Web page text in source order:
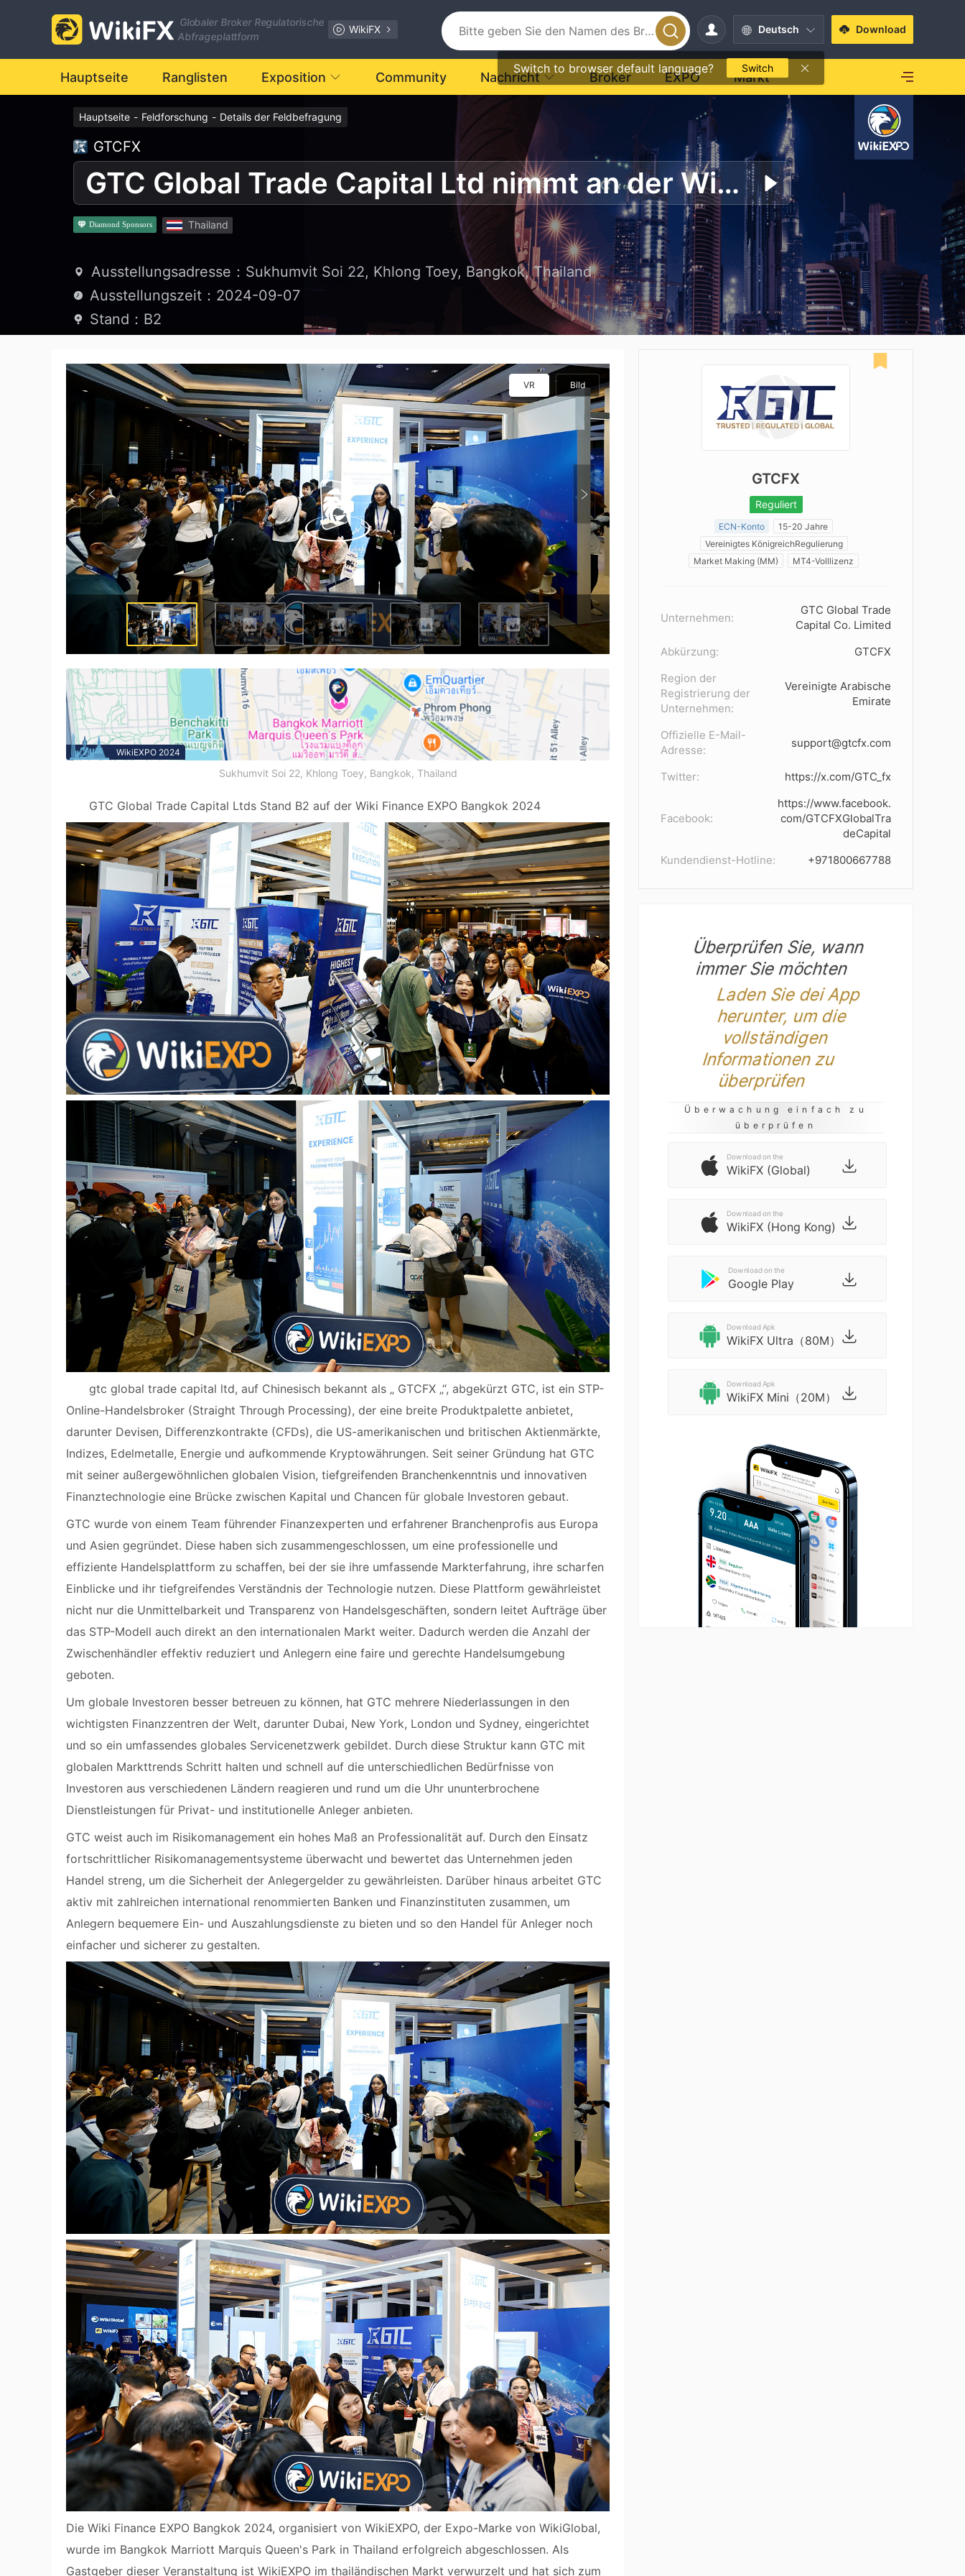
Globaler Broker Regulatorische
Abfrageplattform
WikiFX Deutsch
Switch to browser default language? Switch
Download
Hauptseite Ranglisten Exposition Community Nachricht Broker EXPO Markt
Hauptseite - Feldforschung - Details der Feldbefragung
GTCFX
GTC Global Trade Capital Ltd nimmt an der Wiki Finance EXPO Bangkok 2024 teil
Diamond Sponsors Thailand
Ausstellungsadresse：Sukhumvit Soi 22, Khlong Toey, Bangkok, Thailand
Ausstellungszeit：2024-09-07
Stand：B2
VR Bild
WikiEXPO 2024
Sukhumvit Soi 22, Khlong Toey, Bangkok, Thailand
GTC Global Trade Capital Ltds Stand B2 auf der Wiki Finance EXPO Bangkok 2024
gtc global trade capital ltd, auf Chinesisch bekannt als „ GTCFX „“, abgekürzt GTC, ist ein STP-
Online-Handelsbroker (Straight Through Processing), der eine breite Produktpalette anbietet,
darunter Devisen, Differenzkontrakte (CFDs), die US-amerikanischen und britischen Aktienmärkte,
Indizes, Edelmetalle, Energie und aufkommende Kryptowährungen. Seit seiner Gründung hat GTC
mit seiner außergewöhnlichen globalen Vision, tiefgreifenden Branchenkenntnis und innovativen
Finanztechnologie eine Brücke zwischen Kapital und Chancen für globale Investoren gebaut.
GTC wurde von einem Team führender Finanzexperten und erfahrener Branchenprofis aus Europa
und Asien gegründet. Diese haben sich zusammengeschlossen, um eine professionelle und
effiziente Handelsplattform zu schaffen, bei der sie ihre umfassende Markterfahrung, ihre scharfen
Einblicke und ihr tiefgreifendes Verständnis der Technologie nutzen. Diese Plattform gewährleistet
nicht nur die Unmittelbarkeit und Transparenz von Handelsgeschäften, sondern leitet Aufträge über
das STP-Modell auch direkt an den internationalen Markt weiter. Dadurch werden die Anzahl der
Zwischenhändler effektiv reduziert und Anlegern eine faire und gerechte Handelsumgebung
geboten.
Um globale Investoren besser betreuen zu können, hat GTC mehrere Niederlassungen in den
wichtigsten Finanzzentren der Welt, darunter Dubai, New York, London und Sydney, eingerichtet
und so ein umfassendes globales Servicenetzwerk gebildet. Durch diese Struktur kann GTC mit
globalen Markttrends Schritt halten und schnell auf die unterschiedlichen Bedürfnisse von
Investoren aus verschiedenen Ländern reagieren und rund um die Uhr ununterbrochene
Dienstleistungen für Privat- und institutionelle Anleger anbieten.
GTC weist auch im Risikomanagement ein hohes Maß an Professionalität auf. Durch den Einsatz
fortschrittlicher Risikomanagementsysteme überwacht und bewertet das Unternehmen jeden
Handel streng, um die Sicherheit der Anlegergelder zu gewährleisten. Darüber hinaus arbeitet GTC
aktiv mit zahlreichen international renommierten Banken und Finanzinstituten zusammen, um
Anlegern bequemere Ein- und Auszahlungsdienste zu bieten und so den Handel für Anleger noch
einfacher und sicherer zu gestalten.
Die Wiki Finance EXPO Bangkok 2024, organisiert von WikiEXPO, der Expo-Marke von WikiGlobal,
wurde im Bangkok Marriott Marquis Queen's Park in Thailand erfolgreich abgeschlossen. Als
Gastgeber dieser Veranstaltung ist WikiEXPO im thailändischen Markt verwurzelt und hat sich zum
GTCFX
Reguliert
ECN-Konto
15-20 Jahre
Vereinigtes KönigreichRegulierung
Market Making (MM)
MT4-Volllizenz
Unternehmen:
GTC Global Trade
Capital Co. Limited
Abkürzung:
GTCFX
Region der
Registrierung der
Unternehmen:
Vereinigte Arabische
Emirate
Offizielle E-Mail-
Adresse:
support@gtcfx.com
Twitter: https://x.com/GTC_fx
Facebook:
https://www.facebook.
com/GTCFXGlobalTra
deCapital
Kundendienst-Hotline:
+971800667788
Überprüfen Sie, wann
immer Sie möchten
Laden Sie dei App
herunter, um die
vollständigen
Informationen zu
überprüfen
Überwachung einfach zu
überprüfen
Download on the
WikiFX (Global)
Download on the
WikiFX (Hong Kong)
Download on the
Google Play
Download Apk
WikiFX Ultra（80M）
Download Apk
WikiFX Mini（20M）